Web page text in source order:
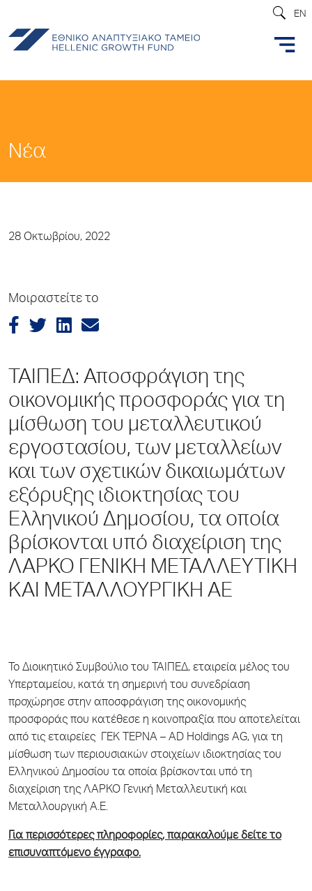
EN
Νέα
28 Οκτωβρίου, 2022
Μοιραστείτε το
ΤΑΙΠΕΔ: Αποσφράγιση της
οικονομικής προσφοράς για τη
μίσθωση του μεταλλευτικού
εργοστασίου, των μεταλλείων
και των σχετικών δικαιωμάτων
εξόρυξης ιδιοκτησίας του
Ελληνικού Δημοσίου, τα οποία
βρίσκονται υπό διαχείριση της
ΛΑΡΚΟ ΓΕΝΙΚΗ ΜΕΤΑΛΛΕΥΤΙΚΗ
ΚΑΙ ΜΕΤΑΛΛΟΥΡΓΙΚΗ ΑΕ
Το Διοικητικό Συμβούλιο του ΤΑΙΠΕΔ, εταιρεία μέλος του
Υπερταμείου, κατά τη σημερινή του συνεδρίαση
προχώρησε στην αποσφράγιση της οικονομικής
προσφοράς που κατέθεσε η κοινοπραξία που αποτελείται
από τις εταιρείες ΓΕΚ ΤΕΡΝΑ – AD Holdings AG, για τη
μίσθωση των περιουσιακών στοιχείων ιδιοκτησίας του
Ελληνικού Δημοσίου τα οποία βρίσκονται υπό τη
διαχείριση της ΛΑΡΚΟ Γενική Μεταλλευτική και
Μεταλλουργική Α.Ε.
Για περισσότερες πληροφορίες, παρακαλούμε δείτε το
επισυναπτόμενο έγγραφο.